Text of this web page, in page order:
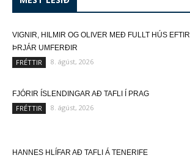
VIGNIR, HILMIR OG OLIVER MEÐ FULLT HÚS EFTIR
ÞRJÁR UMFERÐIR
FRÉTTIR 8. ágúst, 2026
FJÓRIR ÍSLENDINGAR AÐ TAFLI Í PRAG
FRÉTTIR 8. ágúst, 2026
HANNES HLÍFAR AÐ TAFLI Á TENERIFE